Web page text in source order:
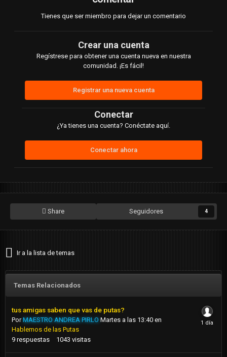
Tienes que ser miembro para dejar un comentario
Crear una cuenta
Regístrese para obtener una cuenta nueva en nuestra
comunidad. ¡Es fácil!
Registrar una nueva cuenta
Conectar
¿Ya tienes una cuenta? Conéctate aquí.
Conectar ahora
Share Seguidores 4
Ir a la lista de temas
Temas Relacionados
tus amigas saben que vas de putas?
PorMAESTRO ANDREA PIRLO Martes a las 13:40 en
Hablemos de las Putas
9 respuestas 1043 visitas